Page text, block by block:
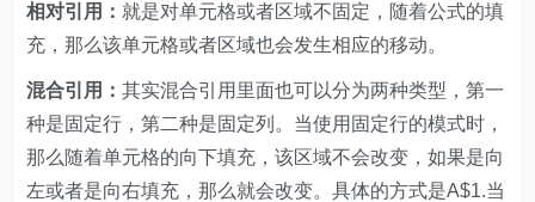
相对引用： 就是对单元格或者区域不固定，随着公式的填
充，那么该单元格或者区域也会发生相应的移动。
混合引用：其实混合引用里面也可以分为两种类型，第一
种是固定行，第二种是固定列。当使用固定行的模式时，
那么随着单元格的向下填充，该区域不会改变，如果是向
左或者是向右填充，那么就会改变。具体的方式是A$1.当